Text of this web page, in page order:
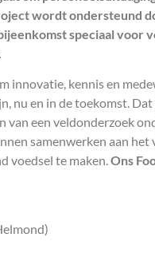
wordt ondersteund
speciaal
innovatie, kennis en
nu en in de toekomst.
van een veldonderzoek
samenwerken aan
voedsel te maken.Ons